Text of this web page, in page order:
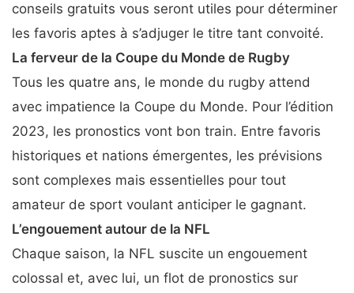
conseils gratuits vous seront utiles pour déterminer
les favoris aptes à s’adjuger le titre tant convoité.
La ferveur de la Coupe du Monde de Rugby
Tous les quatre ans, le monde du rugby attend
avec impatience la Coupe du Monde. Pour l’édition
2023, les pronostics vont bon train. Entre favoris
historiques et nations émergentes, les prévisions
sont complexes mais essentielles pour tout
amateur de sport voulant anticiper le gagnant.
L’engouement autour de la NFL
Chaque saison, la NFL suscite un engouement
colossal et, avec lui, un flot de pronostics sur